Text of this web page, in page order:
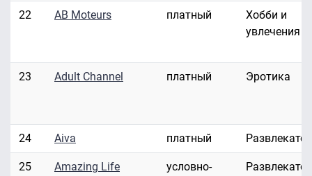
22 AB Moteurs платный
Хобби и
увлечения
23 Adult Channel платный Эротика
24 Aiva платный
25 Amazing Life
условно-